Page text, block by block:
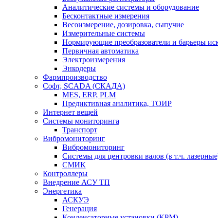
Аналитические системы и оборудование
Бесконтактные измерения
Весоизмерение, дозировка, сыпучие
Измерительные системы
Нормирующие преобразователи и барьеры
Первичная автоматика
Электроизмерения
Энкодеры
Фармпроизводство
Софт, SCADA (СКАДА)
MES, ERP, PLM
Предиктивная аналитика, ТОИР
Интернет вещей
Системы мониторинга
Транспорт
Вибромониторинг
Вибромониторинг
Системы для центровки валов (в т.ч.
СМИК
Контроллеры
Внедрение АСУ ТП
Энергетика
АСКУЭ
Генерация